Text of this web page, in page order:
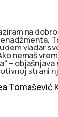
na
vladar
nemaš
–
strani
Tomašević